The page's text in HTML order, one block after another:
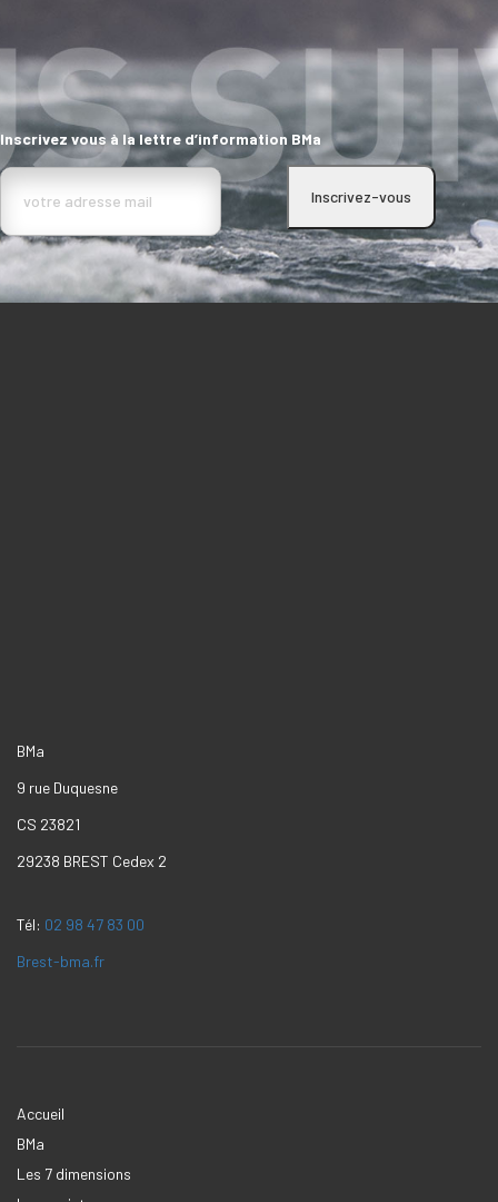
Inscrivez vous à la lettre d’information BMa
BMa
9 rue Duquesne
CS 23821
29238 BREST Cedex 2
Tél: 02 98 47 83 00
Brest-bma.fr
Accueil
BMa
Les 7 dimensions